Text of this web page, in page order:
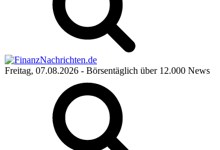
Freitag, 07.08.2026 - Börsentäglich über 12.000 News